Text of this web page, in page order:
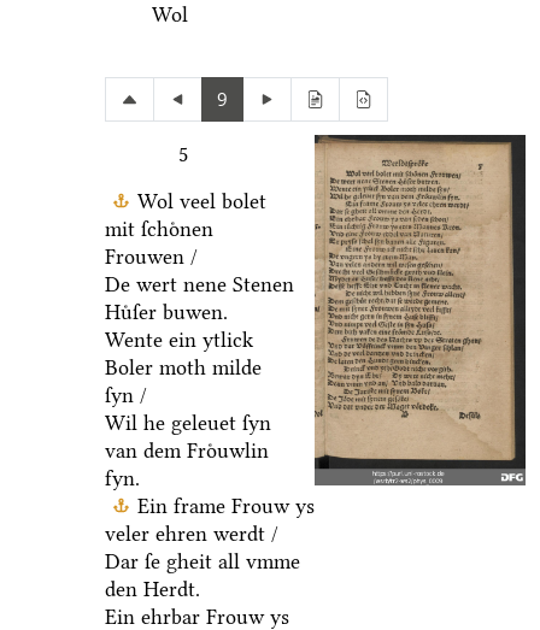
Wol
9
5
Wol veel bolet
mit ſchoͤnen
Frouwen /
De wert nene Stenen
Huͤſer buwen.
Wente ein ytlick
Boler moth milde
ſyn /
Wil he geleuet ſyn
van dem Froͤuwlin
fyn.
Ein frame Frouw ys
veler ehren werdt /
Dar ſe gheit all vmme
den Herdt.
Ein ehrbar Frouw ys